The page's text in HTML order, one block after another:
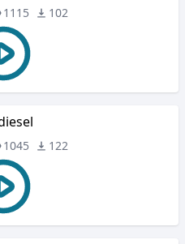
1115 102
1045 122